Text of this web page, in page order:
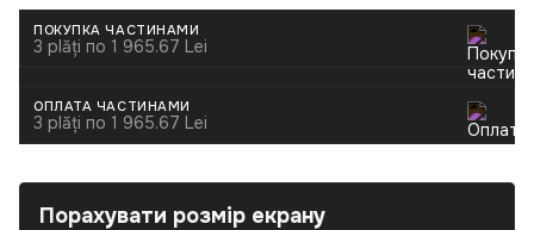
ПОКУПКА ЧАСТИНАМИ
3 plăți по 1 965.67 Lei
ОПЛАТА ЧАСТИНАМИ
3 plăți по 1 965.67 Lei
Порахувати розмір екрану